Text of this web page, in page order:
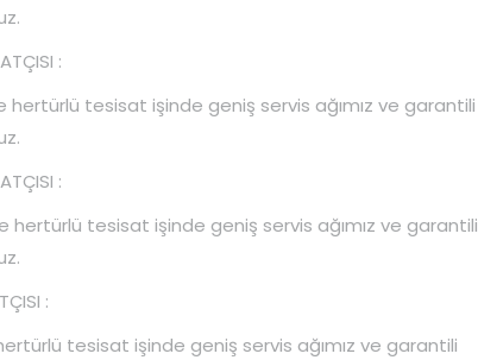
:
hertürlü tesisat işinde geniş servis ağımız ve garantili
:
tesisat işinde geniş servis ağımız ve garantili
:
tesisat işinde geniş servis ağımız ve garantili